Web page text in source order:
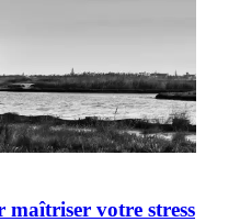
maîtriser votre stress